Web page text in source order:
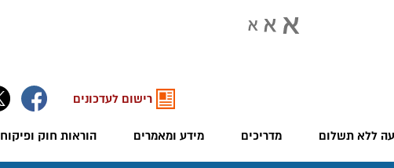
ללא תשלום מדריכים מידע ומאמרים הוראות חוק ופיקוח
רישום לעדכונים